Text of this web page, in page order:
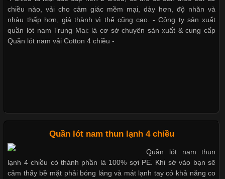
Vải thun là một trong những chất liệu được sử dụng rộng rãi
nhất trong ngành thời trang nhờ đặc tính co giãn, mềm mại và
thoải mái khi mặc. Từ áo thun, đồ thể thao cho đến đồ lót nam,
vải thun luôn đóng vai trò quan trọng trong quá trình sản xuất.
Cập nhật 2026-05-09 15:58:23
Các Form Áo Thun Phổ Biến Hiện Nay Và Xu Hướng Trong
Ngành May Mặc Áo thun là một trong những trang phục quen
thuộc và được sử dụng phổ biến nhất hiện nay. Không chỉ đa
Bộ sưu tập quần lót nam Boxer TpHCM
Dễ chịu hơn với quần lót nam giá rẻ vải Cotton 4 chiều
chiều nào, vải cho cảm giác mềm mại, dày hơn, độ nhăn và
nhàu thấp hơn, giá thành vì thế cũng cao. - Công ty sản xuất
quần lót nam Trung Mai: là cơ sở chuyên sản xuất & cung cấp
Quần lót nam vải Cotton 4 chiều -
Quần lót nam thun lạnh 4 chiều
Quần lót nam thun
lạnh 4 chiều có thành phần là 100% sợi PE. Khi sờ vào bạn sẽ
cảm thấy bề mặt phải bóng láng và mát lạnh tay có khả năng co